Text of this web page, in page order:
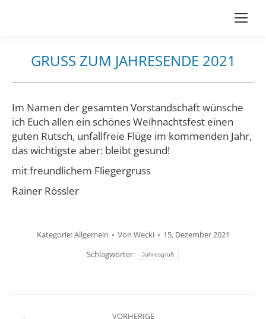
GRUSS ZUM JAHRESENDE 2021
Im Namen der gesamten Vorstandschaft wünsche
ich Euch allen ein schönes Weihnachtsfest einen
guten Rutsch, unfallfreie Flüge im kommenden Jahr,
das wichtigste aber: bleibt gesund!
mit freundlichem Fliegergruss
Rainer Rössler
Kategorie:Allgemein Von Wecki
15. Dezember 2021
Schlagwörter:
Jahresgruß
VORHERIGE